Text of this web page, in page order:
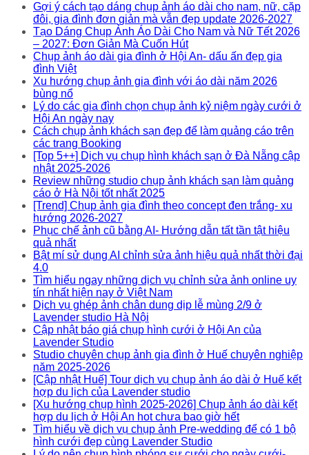
Gợi ý cách tạo dáng chụp ảnh áo dài cho nam, nữ, cặp
đôi, gia đình đơn giản mà vẫn đẹp update 2026-2027
Tạo Dáng Chụp Ảnh Áo Dài Cho Nam và Nữ Tết 2026
– 2027: Đơn Giản Mà Cuốn Hút
Chụp ảnh áo dài gia đình ở Hội An- dấu ấn đẹp gia
đình Việt
Xu hướng chụp ảnh gia đình với áo dài năm 2026
bùng nổ
Lý do các gia đình chọn chụp ảnh kỷ niệm ngày cưới ở
Hội An ngày nay
Cách chụp ảnh khách sạn đẹp để làm quảng cáo trên
các trang Booking
[Top 5++] Dịch vụ chụp hình khách sạn ở Đà Nẵng cập
nhật 2025-2026
Review những studio chụp ảnh khách sạn làm quảng
cáo ở Hà Nội tốt nhất 2025
[Trend] Chụp ảnh gia đình theo concept đen trắng- xu
hướng 2026-2027
Phục chế ảnh cũ bằng AI- Hướng dẫn tất tần tật hiệu
quả nhất
Bật mí sử dụng AI chỉnh sửa ảnh hiệu quả nhất thời đại
4.0
Tìm hiểu ngay những dịch vụ chỉnh sửa ảnh online uy
tín nhất hiện nay ở Việt Nam
Dịch vụ ghép ảnh chân dung dịp lễ mùng 2/9 ở
Lavender studio Hà Nội
Cập nhật báo giá chụp hình cưới ở Hội An của
Lavender Studio
Studio chuyên chụp ảnh gia đình ở Huế chuyên nghiệp
năm 2025-2026
[Cập nhật Huế] Tour dịch vụ chụp ảnh áo dài ở Huế kết
hợp du lịch của Lavender studio
[Xu hướng chụp hình 2025-2026] Chụp ảnh áo dài kết
hợp du lịch ở Hội An hot chưa bao giờ hết
Tìm hiểu về dịch vụ chụp ảnh Pre-wedding để có 1 bộ
hình cưới đẹp cùng Lavender Studio